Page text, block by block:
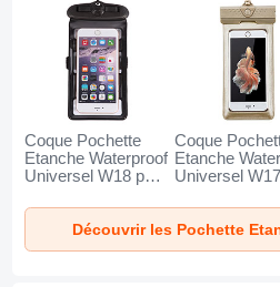
Coque Pochette
Etanche Waterproof
Universel W18 pour
Coque
Etanche
Universel W17
Découvrir les Pochette